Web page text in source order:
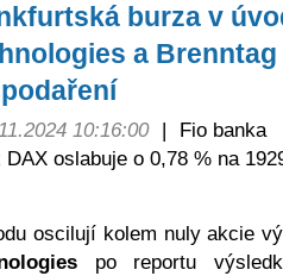
burza v
a
10:16:00 |
Fio banka
DAX oslabuje o 0,78 % na
oscilují kolem nuly akcie
po reportu